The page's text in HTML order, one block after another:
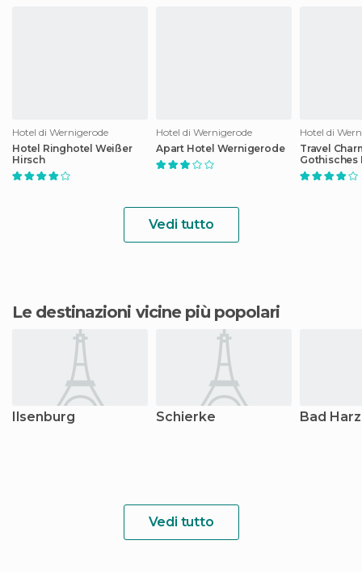
Hotel di Wernigerode
Hotel Ringhotel Weißer
Hirsch
Hotel di Wernigerode
Apart Hotel Wernigerode
Hotel di
Travel
Gothisches
Vedi tutto
Le destinazioni vicine più popolari
Ilsenburg Schierke Bad
Vedi tutto